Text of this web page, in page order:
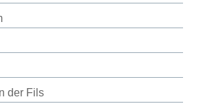
der Fils